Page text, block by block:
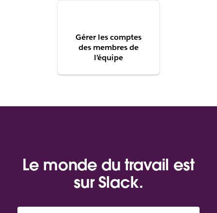
Gérer les comptes
des membres de
l’équipe
Le monde du travail est
sur Slack.